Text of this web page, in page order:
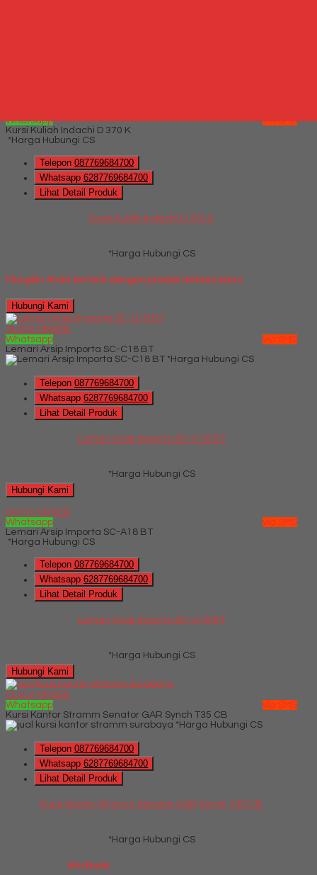
Whatsapp
via SMS
Kursi Kuliah Indachi D 370 K
*Harga Hubungi CS
Telepon 087769684700
Whatsapp 6287769684700
Lihat Detail Produk
Kursi Kuliah Indachi D 370 K
*Harga Hubungi CS
Mungkin Anda tertarik dengan produk terbaru kami
Hubungi Kami
QUICK ORDER
Whatsapp
via SMS
Lemari Arsip Importa SC-C18 BT
*Harga Hubungi CS
Telepon 087769684700
Whatsapp 6287769684700
Lihat Detail Produk
Lemari Arsip Importa SC-C18 BT
*Harga Hubungi CS
Hubungi Kami
QUICK ORDER
Whatsapp
via SMS
Lemari Arsip Importa SC-A18 BT
*Harga Hubungi CS
Telepon 087769684700
Whatsapp 6287769684700
Lihat Detail Produk
Lemari Arsip Importa SC-A18 BT
*Harga Hubungi CS
Hubungi Kami
QUICK ORDER
Whatsapp
via SMS
Kursi Kantor Stramm Senator GAR Synch T35 CB
*Harga Hubungi CS
Telepon 087769684700
Whatsapp 6287769684700
Lihat Detail Produk
Kursi Kantor Stramm Senator GAR Synch T35 CB
*Harga Hubungi CS
Info Bank